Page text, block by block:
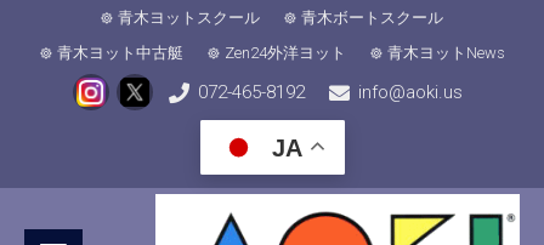
青木ヨットスクール
青木ボートスクール
青木ヨット中古艇
Zen24外洋ヨット 青木ヨットNews
072-465-8192 info@aoki.us
JA